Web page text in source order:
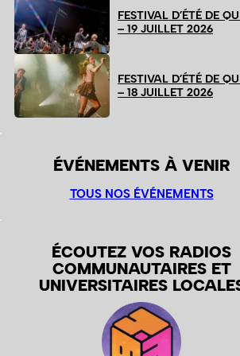
FESTIVAL D’ÉTÉ DE
– 19 JUILLET 2026
FESTIVAL D’ÉTÉ DE
– 18 JUILLET 2026
ÉVÉNEMENTS À VENIR
TOUS NOS ÉVÉNEMENTS
ÉCOUTEZ VOS RADIOS
COMMUNAUTAIRES ET
UNIVERSITAIRES